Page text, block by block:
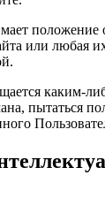
положение
или любая
каким-
пытаться